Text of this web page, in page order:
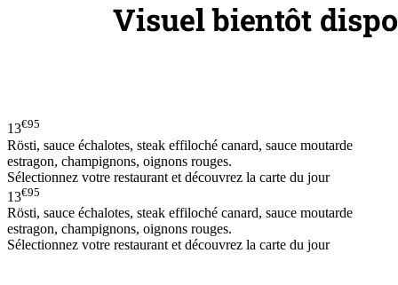
13€95
Rösti, sauce échalotes, steak effiloché canard, sauce moutarde
estragon, champignons, oignons rouges.
Sélectionnez votre restaurant et découvrez la carte du jour
13€95
Rösti, sauce échalotes, steak effiloché canard, sauce moutarde
estragon, champignons, oignons rouges.
Sélectionnez votre restaurant et découvrez la carte du jour